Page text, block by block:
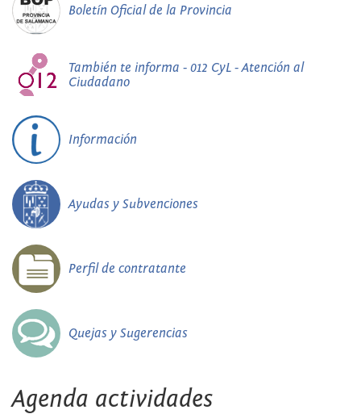
Boletín Oficial de la Provincia
También te informa - 012 CyL - Atención al
Ciudadano
Información
Ayudas y Subvenciones
Perfil de contratante
Quejas y Sugerencias
Agenda actividades